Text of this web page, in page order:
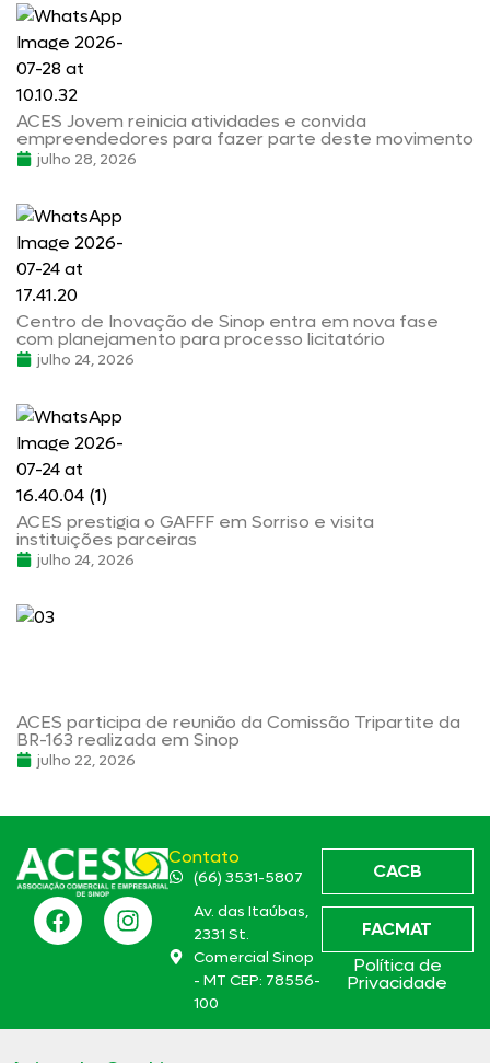
ACES Jovem reinicia atividades e convida
empreendedores para fazer parte deste movimento
julho 28, 2026
Centro de Inovação de Sinop entra em nova fase
com planejamento para processo licitatório
julho 24, 2026
ACES prestigia o GAFFF em Sorriso e visita
instituições parceiras
julho 24, 2026
ACES participa de reunião da Comissão Tripartite da
BR-163 realizada em Sinop
julho 22, 2026
Contato
(66) 3531-5807
Av. das Itaúbas,
2331 St.
Comercial Sinop
- MT CEP: 78556-
100
CACB
FACMAT
Política de
Privacidade